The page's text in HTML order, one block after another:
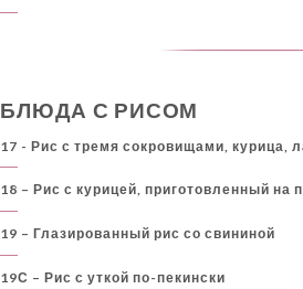
БЛЮДА С РИСОМ
17 - Рис с тремя сокровищами, курица,
18 – Рис с курицей, приготовленный на
19 – Глазированный рис со свининой
19С – Рис с уткой по-пекински